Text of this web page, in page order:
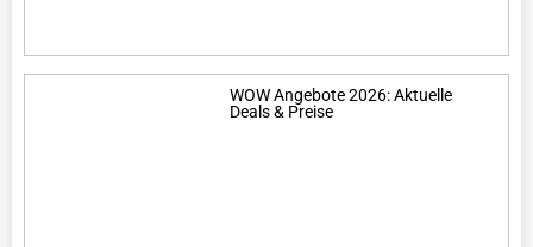
WOW Angebote 2026: Aktuelle
Deals & Preise